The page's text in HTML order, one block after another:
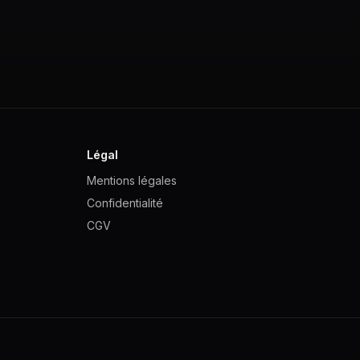
Légal
Mentions légales
Confidentialité
CGV